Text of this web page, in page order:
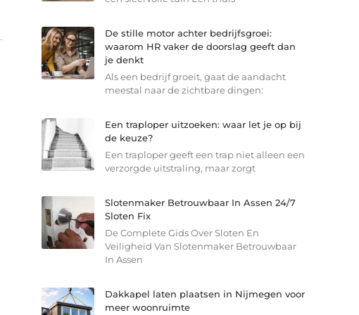
De stille motor achter bedrijfsgroei:
waarom HR vaker de doorslag geeft dan
je denkt
Als een bedrijf groeit, gaat de aandacht
meestal naar de zichtbare dingen:
Een traploper uitzoeken: waar let je op bij
de keuze?
Een traploper geeft een trap niet alleen een
verzorgde uitstraling, maar zorgt
Slotenmaker Betrouwbaar In Assen 24/7
Sloten Fix
De Complete Gids Over Sloten En
Veiligheid Van Slotenmaker Betrouwbaar
In Assen
Dakkapel laten plaatsen in Nijmegen voor
meer woonruimte